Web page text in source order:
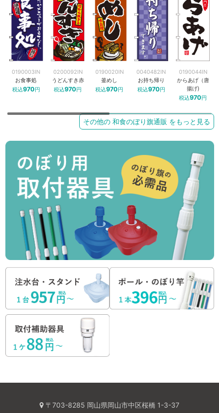
0190003IN
お食事処
税込970円
0200092IN
うどんすき赤
税込970円
0190020IN
釜めし
税込970円
0040482IN
お持ち帰り
税込970円
0190044IN
からあげ（唐
揚げ)
税込970円
その他の 和食のぼり旗通販 をもっと見る
〒703-8285 岡山県岡山市中区桜橋 1-3-37